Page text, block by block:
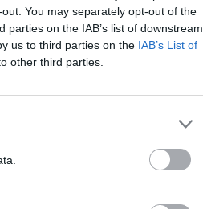
You may separately opt-out of the
on the IAB’s list of downstream
us to third parties on the IAB’s List of
other third parties.